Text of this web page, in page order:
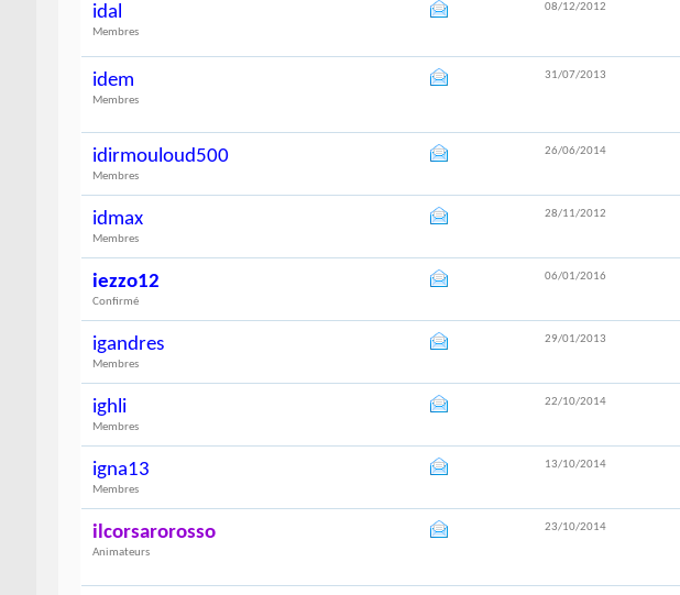
idal
Membres
08/12/2012
idem
Membres
31/07/2013
idirmouloud500
Membres
26/06/2014
idmax
Membres
28/11/2012
iezzo12
Confirmé
06/01/2016
igandres
Membres
29/01/2013
ighli
Membres
22/10/2014
igna13
Membres
13/10/2014
ilcorsarorosso
Animateurs
23/10/2014